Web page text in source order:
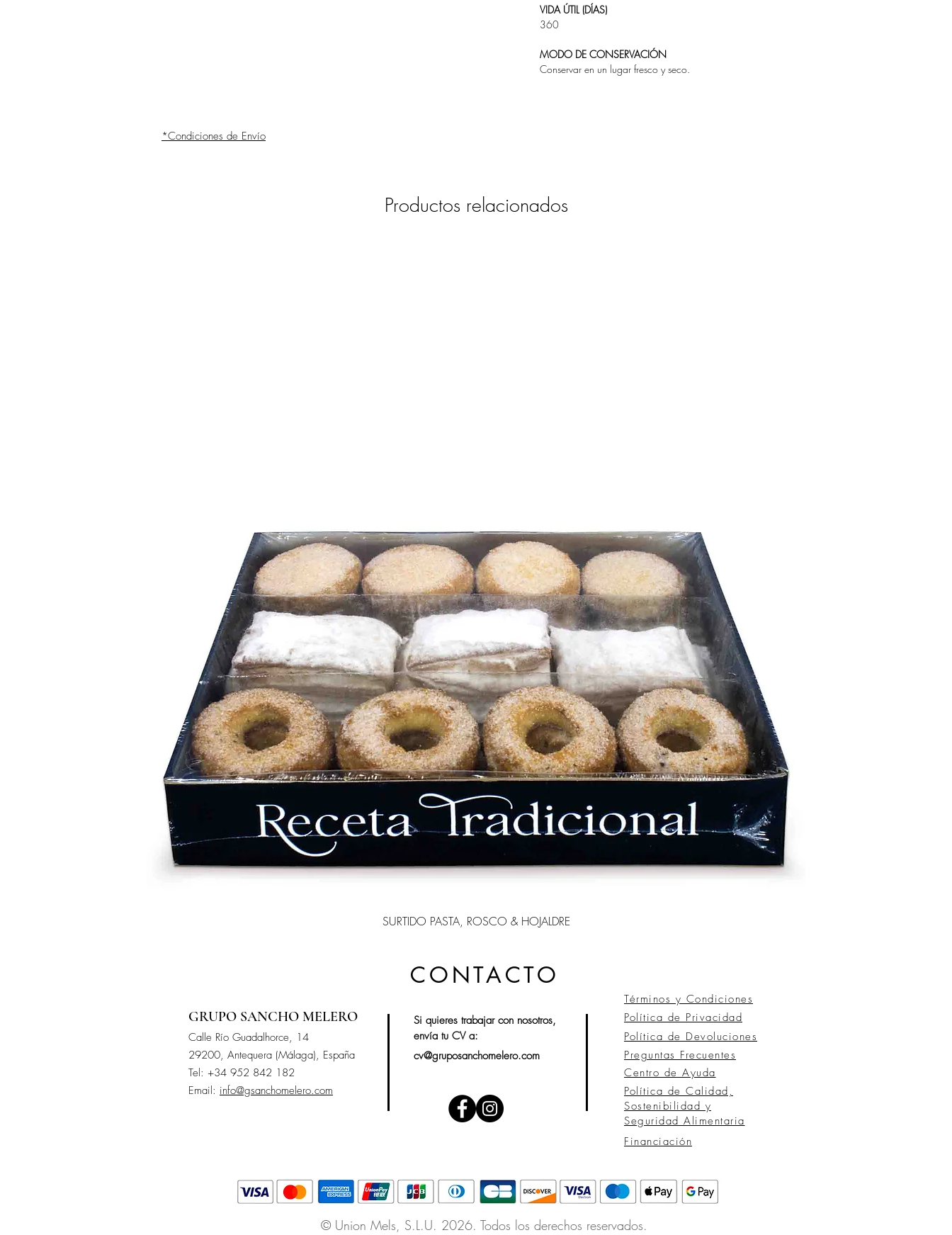
VIDA ÚTIL (DÍAS)
360
MODO DE CONSERVACIÓN
Conservar en un lugar fresco y seco.
*Condiciones de Envío
Productos relacionados
SURTIDO PASTA, ROSCO & HOJALDRE
CONTACTO
GRUPO SANCHO MELERO
Calle Río Guadalhorce, 14
29200, Antequera (Málaga), España
Tel: +34 952 842 182
Email: info@gsanchomelero.com
Términos y Condiciones
Política de Privacidad
Política de Devoluciones
Preguntas Frecuentes
Centro de Ayuda
Política de Calidad,
Sostenibilidad y
Seguridad Alimentaria
© Union Mels, S.L.U. 2026. Todos los derechos reservados.
Si quieres trabajar con nosotros,
envía tu CV a:
cv@gruposanchomelero.com
Financiación